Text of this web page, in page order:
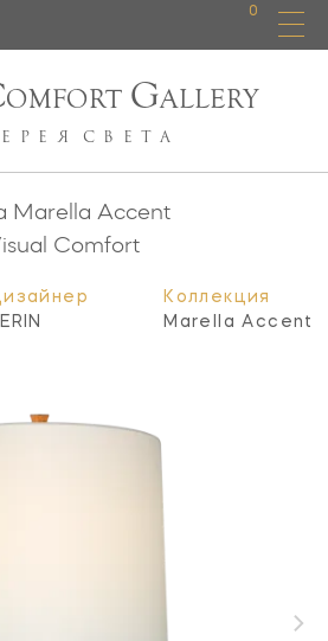
0
OMFORT GALLERY
СВЕТА
Marella Accent
Comfort
Коллекция
Marella Accent